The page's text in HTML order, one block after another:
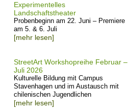
Experimentelles
Landschaftstheater
Probenbeginn am 22. Juni – Premiere
am 5. & 6. Juli
[mehr lesen]
StreetArt Workshopreihe Februar –
Juli 2026
Kulturelle Bildung mit Campus
Stavenhagen und im Austausch mit
chilenischen Jugendlichen
[mehr lesen]